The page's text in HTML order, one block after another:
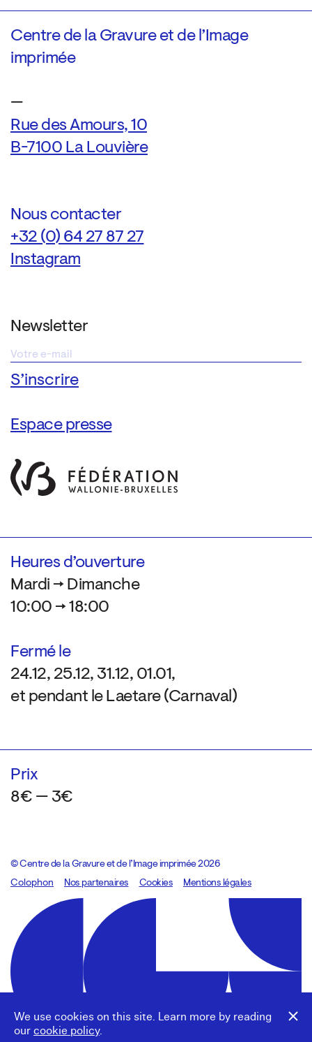
We use cookies on this site. Learn more by reading
our cookie policy.
Centre de la Gravure et de l’Image
imprimée
—
Rue des Amours, 10
B-7100 La Louvière
Nous contacter
+32 (0) 64 27 87 27
Instagram
Newsletter
Espace presse
Heures d’ouverture
Mardi → Dimanche
10:00 → 18:00
Fermé le
24.12, 25.12, 31.12, 01.01,
et pendant le Laetare (Carnaval)
Prix
8€ — 3€
© Centre de la Gravure et de l’Image imprimée 2026
Colophon
Design:Marcel Kaczmarek, code:8080.studio
Nos partenaires Cookies Mentions légales